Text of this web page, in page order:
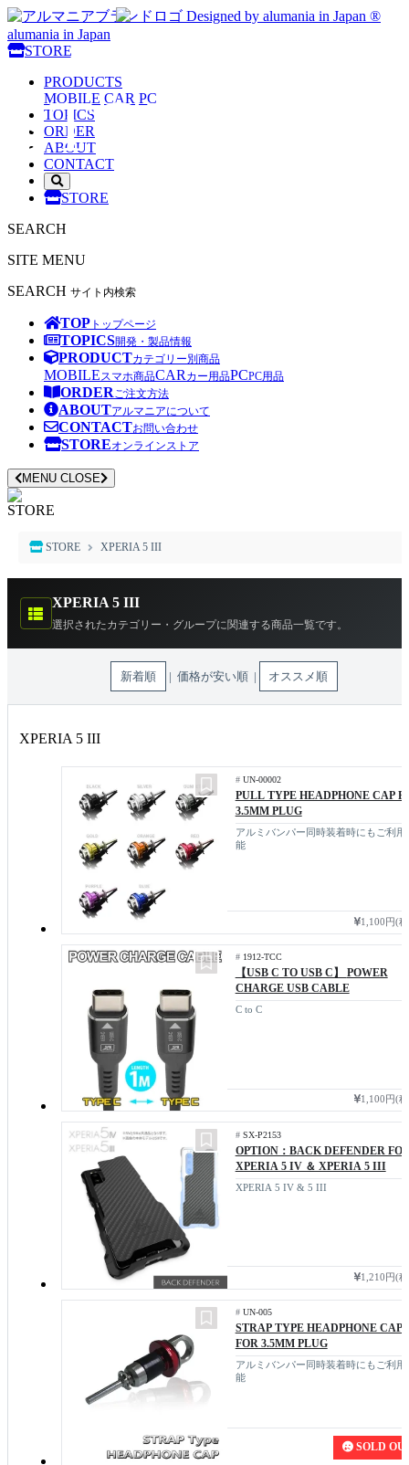
alumania
STORE
Designed by alumania in Japan ®
alumania in Japan
STORE
PRODUCTS
MOBILE CAR PC
TOPICS
ORDER
ABOUT
CONTACT
サ
イ
内
索
開
STORE
SEARCH
SITE MENU
SEARCH サイト内検索
TOP トップページ
TOPICS開発・製品情報
PRODUCTカテゴリー別商品
MOBILEスマホ商品CAR カー用品PCPC用品
ORDERご注文方法
ABOUTアルマニアについて
CONTACTお問い合わせ
STOREオンラインストア
MENU CLOSE
STORE
STORE XPERIA 5 III
XPERIA 5 III
選択されたカテゴリー・グループに関連する商品一覧です。
新着順 | 価格が安い順 | オススメ順
XPERIA 5 III
# UN-00002
PULL TYPE HEADPHONE CAP
3.5MM PLUG
アルミバンパー同時装着時にもご利用
能
1,100円(
# 1912-TCC
【USB C TO USB C】 POWER
CHARGE USB CABLE
C to C
1,100円(
# SX-P2153
OPTION：BACK DEFENDER
XPERIA 5 IV ＆ XPERIA 5 III
XPERIA 5 IV & 5 III
1,210円(
# UN-005
STRAP TYPE HEADPHONE CAP
FOR 3.5MM PLUG
アルミバンパー同時装着時にもご利用
能
SOLD